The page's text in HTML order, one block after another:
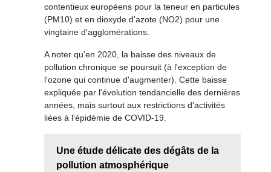
contentieux européens pour la teneur en particules
(PM10) et en dioxyde d'azote (NO2) pour une
vingtaine d'agglomérations.
A noter qu'en 2020, la baisse des niveaux de
pollution chronique se poursuit (à l'exception de
l'ozone qui continue d'augmenter). Cette baisse
expliquée par l'évolution tendancielle des dernières
années, mais surtout aux restrictions d'activités
liées à l'épidémie de COVID-19.
Une étude délicate des dégâts de la
pollution atmosphérique